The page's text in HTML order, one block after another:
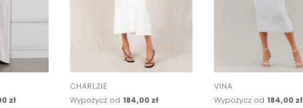
zł
CHARLZIE
Wypożycz od 184,00 zł
VINA
Wypożycz od 184,00 zł